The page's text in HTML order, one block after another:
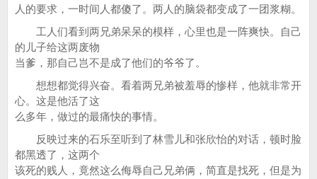
人的要求，一时间人都傻了。两人的脑袋都变成了一团浆糊。
工人们看到两兄弟呆呆的模样，心里也是一阵爽快。自己
的儿子给这两废物
当爹，那自己岂不是成了他们的爷爷了。
想想都觉得兴奋。看着两兄弟被羞辱的惨样，他就非常开
心。这是他活了这
么多年，做过的最痛快的事情。
反映过来的石乐至听到了林雪儿和张欣怡的对话，顿时脸
都黑透了，这两个
该死的贱人，竟然这么侮辱自己兄弟俩，简直是找死，但是为